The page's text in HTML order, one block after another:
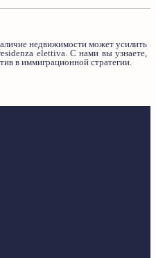
недвижимости может усилить
elettiva. С нами вы узнаете,
в иммиграционной стратегии.